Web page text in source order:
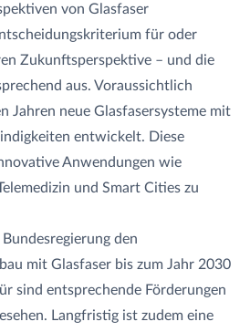
von Glasfaser
für oder
Zukunftsperspektive – und die
aus. Voraussichtlich
Jahren neue Glasfasersysteme mit
entwickelt. Diese
Anwendungen wie
und Smart Cities zu
den
mit Glasfaser bis zum Jahr 2030
sind entsprechende Förderungen
Langfristig ist zudem eine